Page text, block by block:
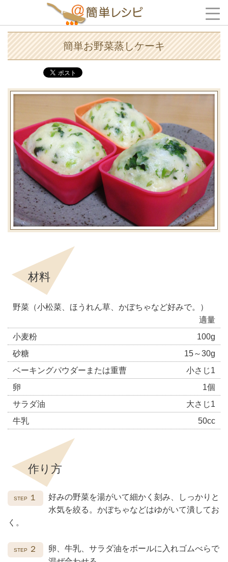
簡単お野菜蒸しケーキ
材料
野菜（小松菜、ほうれん草、かぼちゃなど好みで。）
適量
小麦粉
100g
砂糖
15～30g
ベーキングパウダーまたは重曹
小さじ1
卵
1個
サラダ油
大さじ1
牛乳
50cc
作り方
１
好みの野菜を湯がいて細かく刻み、しっかりと
水気を絞る。かぼちゃなどはゆがいて潰してお
く。
２
卵、牛乳、サラダ油をボールに入れゴムべらで